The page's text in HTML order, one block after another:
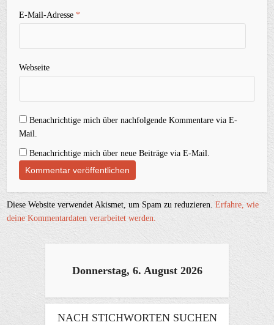
E-Mail-Adresse*
Webseite
Benachrichtige mich über nachfolgende Kommentare via E-
Mail.
Benachrichtige mich über neue Beiträge via E-Mail.
Diese Website verwendet Akismet, um Spam zu reduzieren.Erfahre, wie
deine Kommentardaten verarbeitet werden.
Donnerstag, 6. August 2026
NACH STICHWORTEN SUCHEN